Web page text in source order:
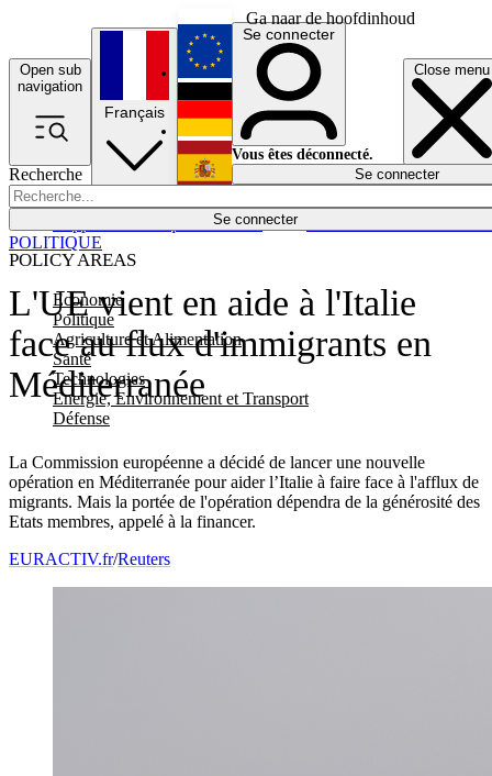
Ga naar de hoofdinhoud
Open sub
navigation
Close menu
Recherche
Se connecter
POLICY AREAS
Economie
Politique
Agriculture et Alimentation
Santé
Technologies
Energie, Environnement et Transport
Défense
Économie
Français
English
Deutsch
Español
Se connecter
Vous êtes déconnecté.
Se connecter
L'UE vient en aide à l'Italie
face au flux d'immigrants en
Méditerranée
La Commission européenne a décidé de lancer une nouvelle
opération en Méditerranée pour aider l’Italie à faire face à l'afflux de
migrants. Mais la portée de l'opération dépendra de la générosité des
Etats membres, appelé à la financer.
POLITIQUE
EURACTIV.fr/Reuters